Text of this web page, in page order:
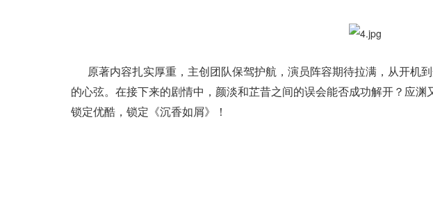
原著内容扎实厚重，主创团队保驾护航，演员阵容期待拉满，从开机
的心弦。在接下来的剧情中，颜淡和芷昔之间的误会能否成功解开？应渊
锁定优酷，锁定《沉香如屑》！